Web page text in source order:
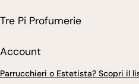
Tre Pi Profumerie
Account
Parrucchieri o Estetista? Scopri il